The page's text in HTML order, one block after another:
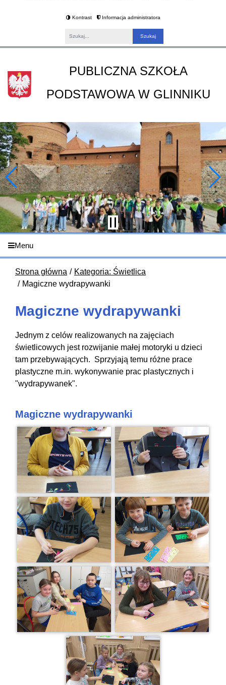
Kontrast Informacja administratora
PUBLICZNA SZKOŁA
PODSTAWOWA W GLINNIKU
Menu
Strona główna
Kategoria: Świetlica
Magiczne wydrapywanki
Magiczne wydrapywanki
Jednym z celów realizowanych na zajęciach
świetlicowych jest rozwijanie małej motoryki u dzieci
tam przebywających. Sprzyjają temu różne prace
plastyczne m.in. wykonywanie prac plastycznych i
"wydrapywanek".
Magiczne wydrapywanki